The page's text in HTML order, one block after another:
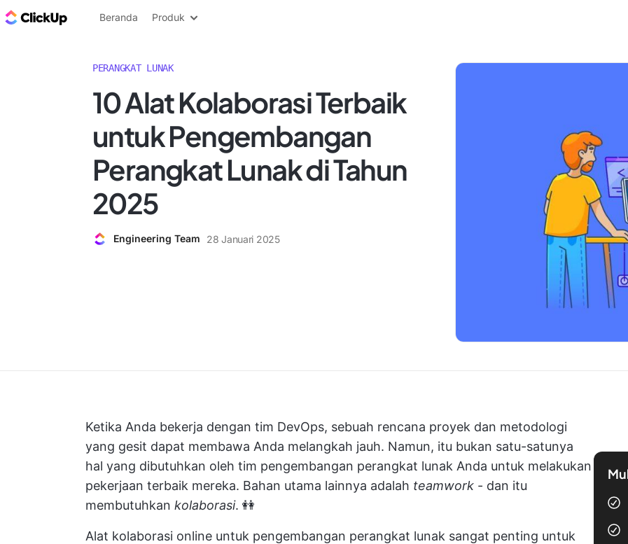
Blog ClickUp
Beranda Produk
PERANGKAT LUNAK
10 Alat Kolaborasi Terbaik
untuk Pengembangan
Perangkat Lunak di Tahun
2025
Engineering Team 28 Januari 2025
Ketika Anda bekerja dengan tim DevOps, sebuah rencana proyek dan metodologi
yang gesit dapat membawa Anda melangkah jauh. Namun, itu bukan satu-satunya
hal yang dibutuhkan oleh tim pengembangan perangkat lunak Anda untuk melakukan
pekerjaan terbaik mereka. Bahan utama lainnya adalah teamwork - dan itu
membutuhkan kolaborasi. 👭
Alat kolaborasi online untuk pengembangan perangkat lunak sangat penting untuk